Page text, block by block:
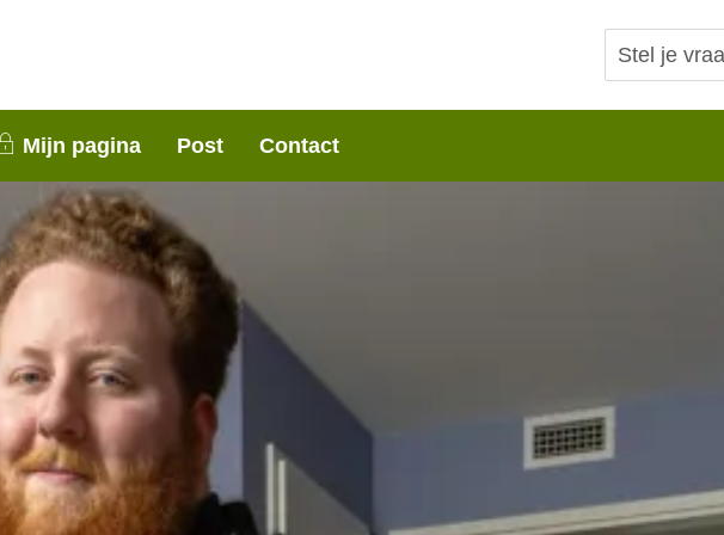
Zoeken
Mijn pagina Post Contact
3 weken contact met je op. Dank voor je begrip.